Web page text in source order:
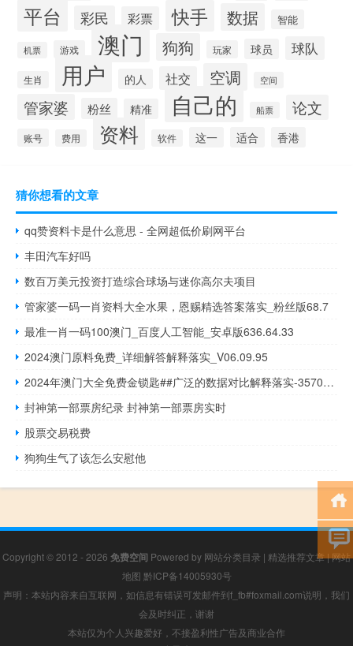
平台 彩民 彩票 快手 数据 智能
机票 游戏 澳门 狗狗 玩家 球员 球队
生肖 用户 的人 社交 空调 空间
管家婆 粉丝 精准 自己的 船票 论文
账号 费用 资料 软件 这一 适合 香港
猜你想看的文章
qq赞资料卡是什么意思 - 全网超低价刷网平台
丰田汽车好吗
数百万美元投资打造综合球场与迷你高尔夫项目
管家婆一码一肖资料大全水果，恩赐精选答案落实_粉丝版68.7
最准一肖一码100澳门_百度人工智能_安卓版636.64.33
2024澳门原料免费_详细解答解释落实_V06.09.95
2024年澳门大全免费金锁匙##广泛的数据对比解释落实-3570.ISO.689
封神第一部票房纪录 封神第一部票房实时
股票交易税费
狗狗生气了该怎么安慰他
Copyright © 2012 - 2026 免费空间 Powered by 网站分类目录 | 精选推荐文章|网站
地图 黔ICP备14005930号
声明：本站内容来自互联网，如信息有错误可发邮件到f_fb#foxmail.com说明，我们
会及时纠正，谢谢
本站仅为个人兴趣爱好，不接盈利性广告及商业合作